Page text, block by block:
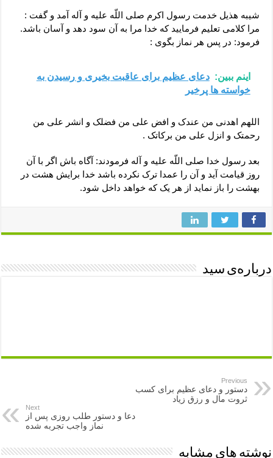
شیبه هذیل خدمت رسول اکرم صلى اللّه علیه و آله آمد و گفت :
مرا کلامى تعلیم فرمایید که خدا مرا به آن سود دهد و آسان باشد.
فرمود: در پس هر نماز بگوى :
اینم ببین: دعای عظیم برای عاقبت بخیری و رسیدن به
خواسته ها پرخیر
اللهم اهدنى من عندک و افض على من فضلک و انشر على من
رحمتک و انزل على من برکاتک .
بعد رسول خدا صلى اللّه علیه و آله فرمودند: آگاه باش اگر با آن
روز قیامت آید و آن را عمدا ترک نکرده باشد خدا برایش هشت در
بهشت را باز نماید از هر یک که خواهد داخل شود.
درباره‌ی سید
Previous
دستور و دعای عظیم برای کسب
ثروت مال و رزق زیاد
Next
دعا و دستور طلب روزی پس از
نماز واجب تجربه شده
نوشته های مشابه